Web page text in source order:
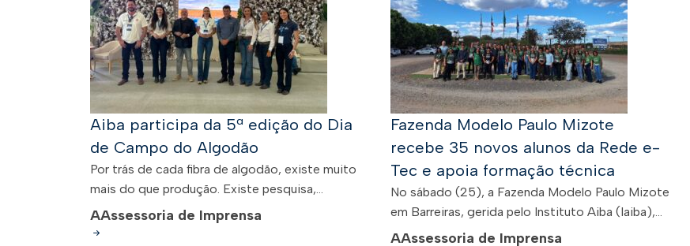
Aiba participa da 5ª edição do Dia
de Campo do Algodão
Por trás de cada fibra de algodão, existe muito
mais do que produção. Existe pesquisa,...
AAssessoria de Imprensa
Fazenda Modelo Paulo Mizote
recebe 35 novos alunos da Rede e-
Tec e apoia formação técnica
No sábado (25), a Fazenda Modelo Paulo Mizote
em Barreiras, gerida pelo Instituto Aiba (Iaiba),...
AAssessoria de Imprensa